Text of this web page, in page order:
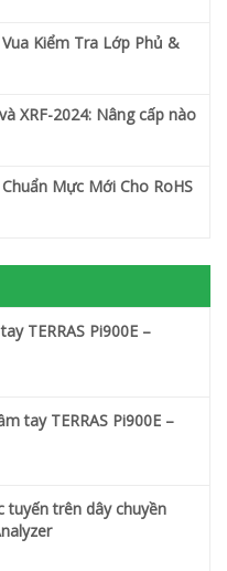
Kiểm Tra Lớp Phủ &
XRF-2024: Nâng cấp nào
Mực Mới Cho RoHS
TERRAS Pi900E –
tay TERRAS Pi900E –
tuyến trên dây chuyền